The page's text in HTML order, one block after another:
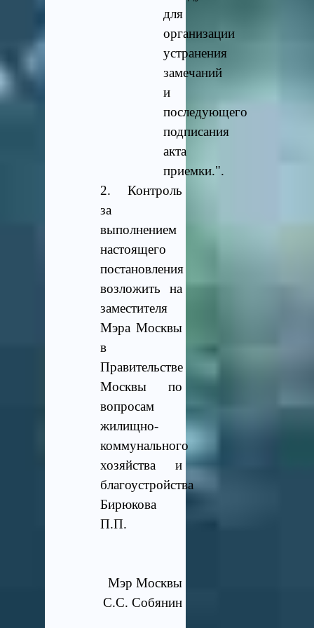
для
организации
устранения
замечаний
и
последующего
подписания
акта
приемки.".
2. Контроль
за
выполнением
настоящего
постановления
возложить на
заместителя
Мэра Москвы
в
Правительстве
Москвы по
вопросам
жилищно-
коммунального
хозяйства и
благоустройства
Бирюкова
П.П.
Мэр Москвы
С.С. Собянин